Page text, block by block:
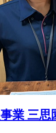
業 三思